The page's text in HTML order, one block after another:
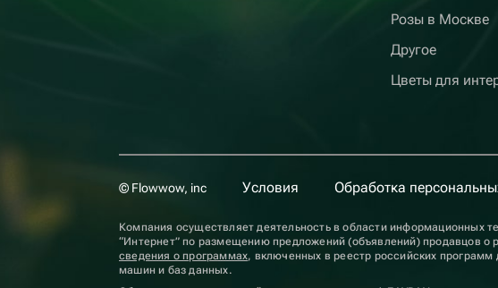
Розы в Москве
Другое
Цветы для
© Flowwow, inc Условия Обработка
Компания осуществляет деятельность в области информационных
“Интернет” по размещению предложений (объявлений) продавцов о
сведения о программах, включенных в реестр российских
машин и баз данных.